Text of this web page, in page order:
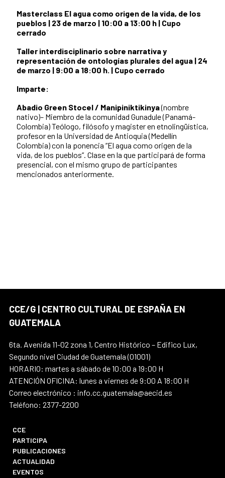
Masterclass El agua como origen de la vida, de los
pueblos | 23 de marzo | 10:00 a 13:00 h | Cupo
cerrado
Taller interdisciplinario sobre narrativa y
representación de ontologías plurales del agua | 24
de marzo | 9:00 a 18:00 h. | Cupo cerrado
Imparte:
Abadio Green Stocel / Manipiniktikinya(nombre
nativo)– Miembro de la comunidad Gunadule (Panamá-
Colombia) Teólogo, filósofo y magister en etnolingüística,
profesor en la Universidad de Antioquia (Medellín
Colombia) con la ponencia “El agua como origen de la
vida, de los pueblos”. Clase en la que participará de forma
presencial, con el mismo grupo de participantes
mencionados anteriormente.
CCE/G | CENTRO CULTURAL DE ESPAÑA EN
GUATEMALA
6ta. Avenida 11-02 zona 1, Centro Histórico – Edifico Lux,
Segundo nivel Ciudad de Guatemala (01001)
HORARIO: martes a sábado de 10:00 a 19:00 H
ATENCIÓN OFICINA: lunes a viernes de 9:00 A 18:00 H
Correo electrónico : info.cc.guatemala@aecid.es
Teléfono: 2377-2200
CCE
PARTICIPA
PUBLICACIONES
ACTUALIDAD
EVENTOS